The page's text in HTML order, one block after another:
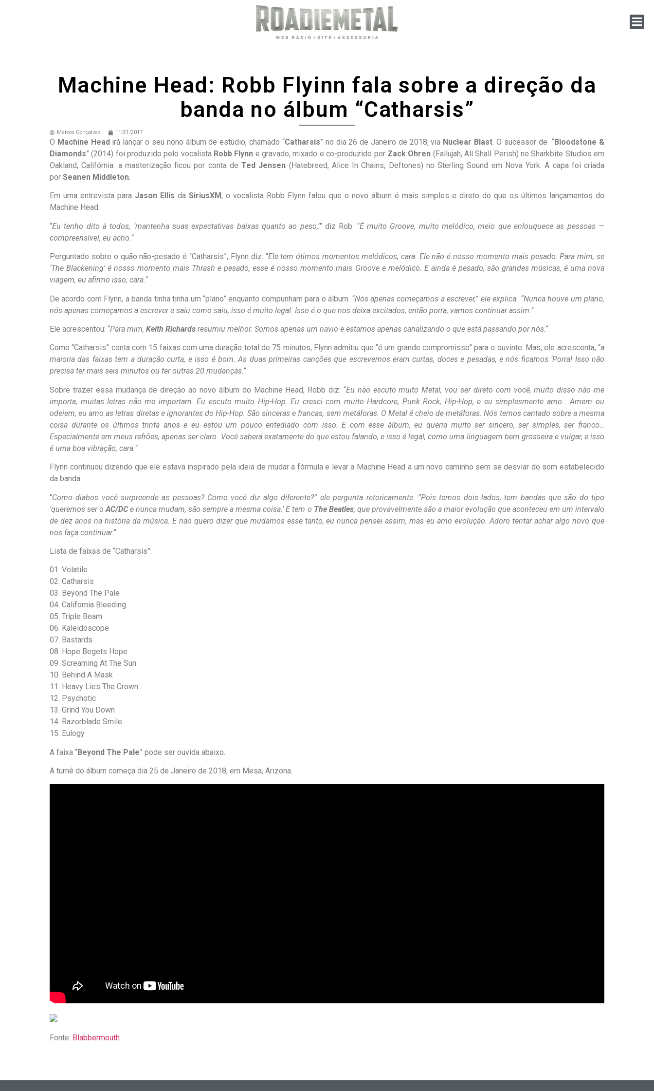
Machine Head: Robb Flyinn fala sobre a direção da
banda no álbum “Catharsis”
Marcos Gonçalves 11/21/2017
O Machine Headirá lançar o seu nono álbum de estúdio, chamado “Catharsis” no dia 26 de Janeiro de 2018, via Nuclear Blast. O sucessor de “Bloodstone &
Diamonds” (2014) foi produzido pelo vocalista Robb Flynn e gravado, mixado e co-produzido por Zack Ohren (Fallujah, All Shall Perish) no Sharkbite Studios em
Oakland, Califórnia. a masterização ficou por conta de Ted Jensen (Hatebreed, Alice In Chains, Deftones) no Sterling Sound em Nova York. A capa foi criada
por Seanen Middleton.
Em uma entrevista para Jason Ellis daSiriusXM, o vocalista Robb Flynn falou que o novo álbum é mais simples e direto do que os últimos lançamentos do
Machine Head.
“Eu tenho dito à todos, ‘mantenha suas expectativas baixas quanto ao peso,’” diz Rob. “É muito Groove, muito melódico, meio que enlouquece as pessoas —
compreensível, eu acho.“
Perguntado sobre o quão não-pesado é “Catharsis”, Flynn diz: “Ele tem ótimos momentos melódicos, cara. Ele não é nosso momento mais pesado. Para mim, se
‘The Blackening’ é nosso momento mais Thrash e pesado, esse é nosso momento mais Groove e melódico. E ainda é pesado, são grandes músicas, é uma nova
viagem, eu afirmo isso, cara.“
De acordo com Flynn, a banda tinha tinha um “plano” enquanto compunham para o álbum. “Nós apenas começamos a escrever,” ele explica. “Nunca houve um plano,
nós apenas começamos a escrever e saiu como saiu, isso é muito legal. Isso é o que nos deixa excitados, então porra, vamos continuar assim. “
Ele acrescentou: “Para mim, Keith Richards resumiu melhor. Somos apenas um navio e estamos apenas canalizando o que está passando por nós.“
Como “Catharsis” conta com 15 faixas com uma duração total de 75 minutos, Flynn admitiu que “é um grande compromisso” para o ouvinte. Mas, ele acrescenta, “a
maioria das faixas tem a duração curta, e isso é bom. As duas primeiras canções que escrevemos eram curtas, doces e pesadas, e nós ficamos ‘Porra! Isso não
precisa ter mais seis minutos ou ter outras 20 mudanças.“
Sobre trazer essa mudança de direção ao novo álbum do Machine Head, Robb diz: “Eu não escuto muito Metal, vou ser direto com você, muito disso não me
importa, muitas letras não me importam. Eu escuto muito Hip-Hop. Eu cresci com muito Hardcore, Punk Rock, Hip-Hop, e eu simplesmente amo… Amem ou
odeiem, eu amo as letras diretas e ignorantes do Hip-Hop. São sinceras e francas, sem metáforas. O Metal é cheio de metáforas. Nós temos cantado sobre a mesma
coisa durante os últimos trinta anos e eu estou um pouco entediado com isso. E com esse álbum, eu queria muito ser sincero, ser simples, ser franco…
Especialmente em meus refrões, apenas ser claro. Você saberá exatamente do que estou falando, e isso é legal, como uma linguagem bem grosseira e vulgar, e isso
é uma boa vibração, cara.“
Flynn continuou dizendo que ele estava inspirado pela ideia de mudar a fórmula e levar a Machine Head a um novo caminho sem se desviar do som estabelecido
da banda.
“Como diabos você surpreende as pessoas? Como você diz algo diferente?” ele pergunta retoricamente. “Pois temos dois lados, tem bandas que são do tipo
‘queremos ser oAC/DC e nunca mudam, são sempre a mesma coisa.’ E tem o The Beatles, que provavelmente são a maior evolução que aconteceu em um intervalo
de dez anos na história da música. E não quero dizer que mudamos esse tanto, eu nunca pensei assim, mas eu amo evolução. Adoro tentar achar algo novo que
nos faça continuar.“
Lista de faixas de “Catharsis”:
01. Volatile
02. Catharsis
03. Beyond The Pale
04. California Bleeding
05. Triple Beam
06. Kaleidoscope
07. Bastards
08. Hope Begets Hope
09. Screaming At The Sun
10. Behind A Mask
11. Heavy Lies The Crown
12. Psychotic
13. Grind You Down
14. Razorblade Smile
15. Eulogy
A faixa “Beyond The Pale” pode ser ouvida abaixo.
A turnê do álbum começa dia 25 de Janeiro de 2018, em Mesa, Arizona.
Fonte: Blabbermouth